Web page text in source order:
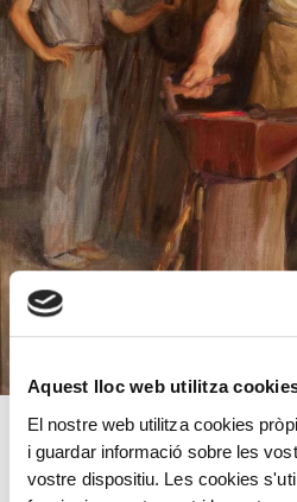
Aquest lloc web utilitza
El nostre web utilitza cookies
i guardar informació sobre les
vostre dispositiu. Les cookies
Alumne dels pintors Claudi
l’Escola de Belles Arts de